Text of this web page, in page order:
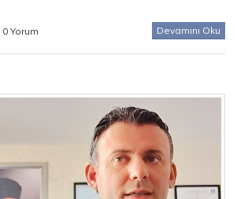
0 Yorum Devamını Oku